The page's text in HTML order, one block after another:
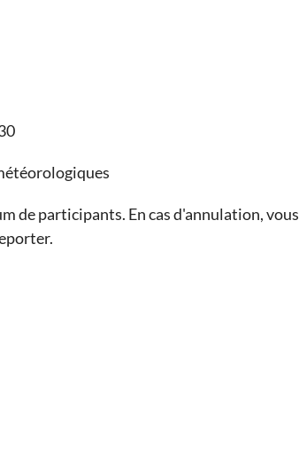
de participants. En cas d'annulation, vous